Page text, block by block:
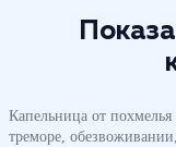
Капельница от
треморе,